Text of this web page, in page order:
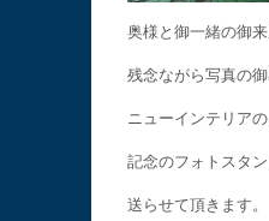
奥様と御一緒の御
残念ながら写真の
ニューインテリア
記念のフォトスタ
送らせて頂きます。